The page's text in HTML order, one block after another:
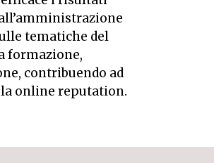
tematiche del
formazione,
contribuendo ad
online reputation.